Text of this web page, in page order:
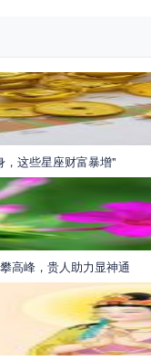
这些星座财富暴增"
高峰，贵人助力显神通